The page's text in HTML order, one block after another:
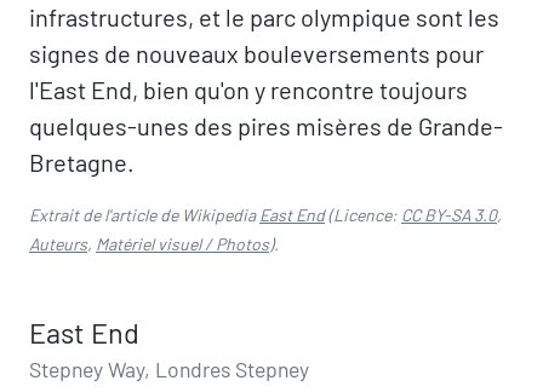
infrastructures, et le parc olympique sont les
signes de nouveaux bouleversements pour
l'East End, bien qu'on y rencontre toujours
quelques-unes des pires misères de Grande-
Bretagne.
Extrait de l'article de WikipediaEast End(Licence: CC BY-SA 3.0,
Auteurs, Matériel visuel / Photos).
East End
Stepney Way, Londres Stepney